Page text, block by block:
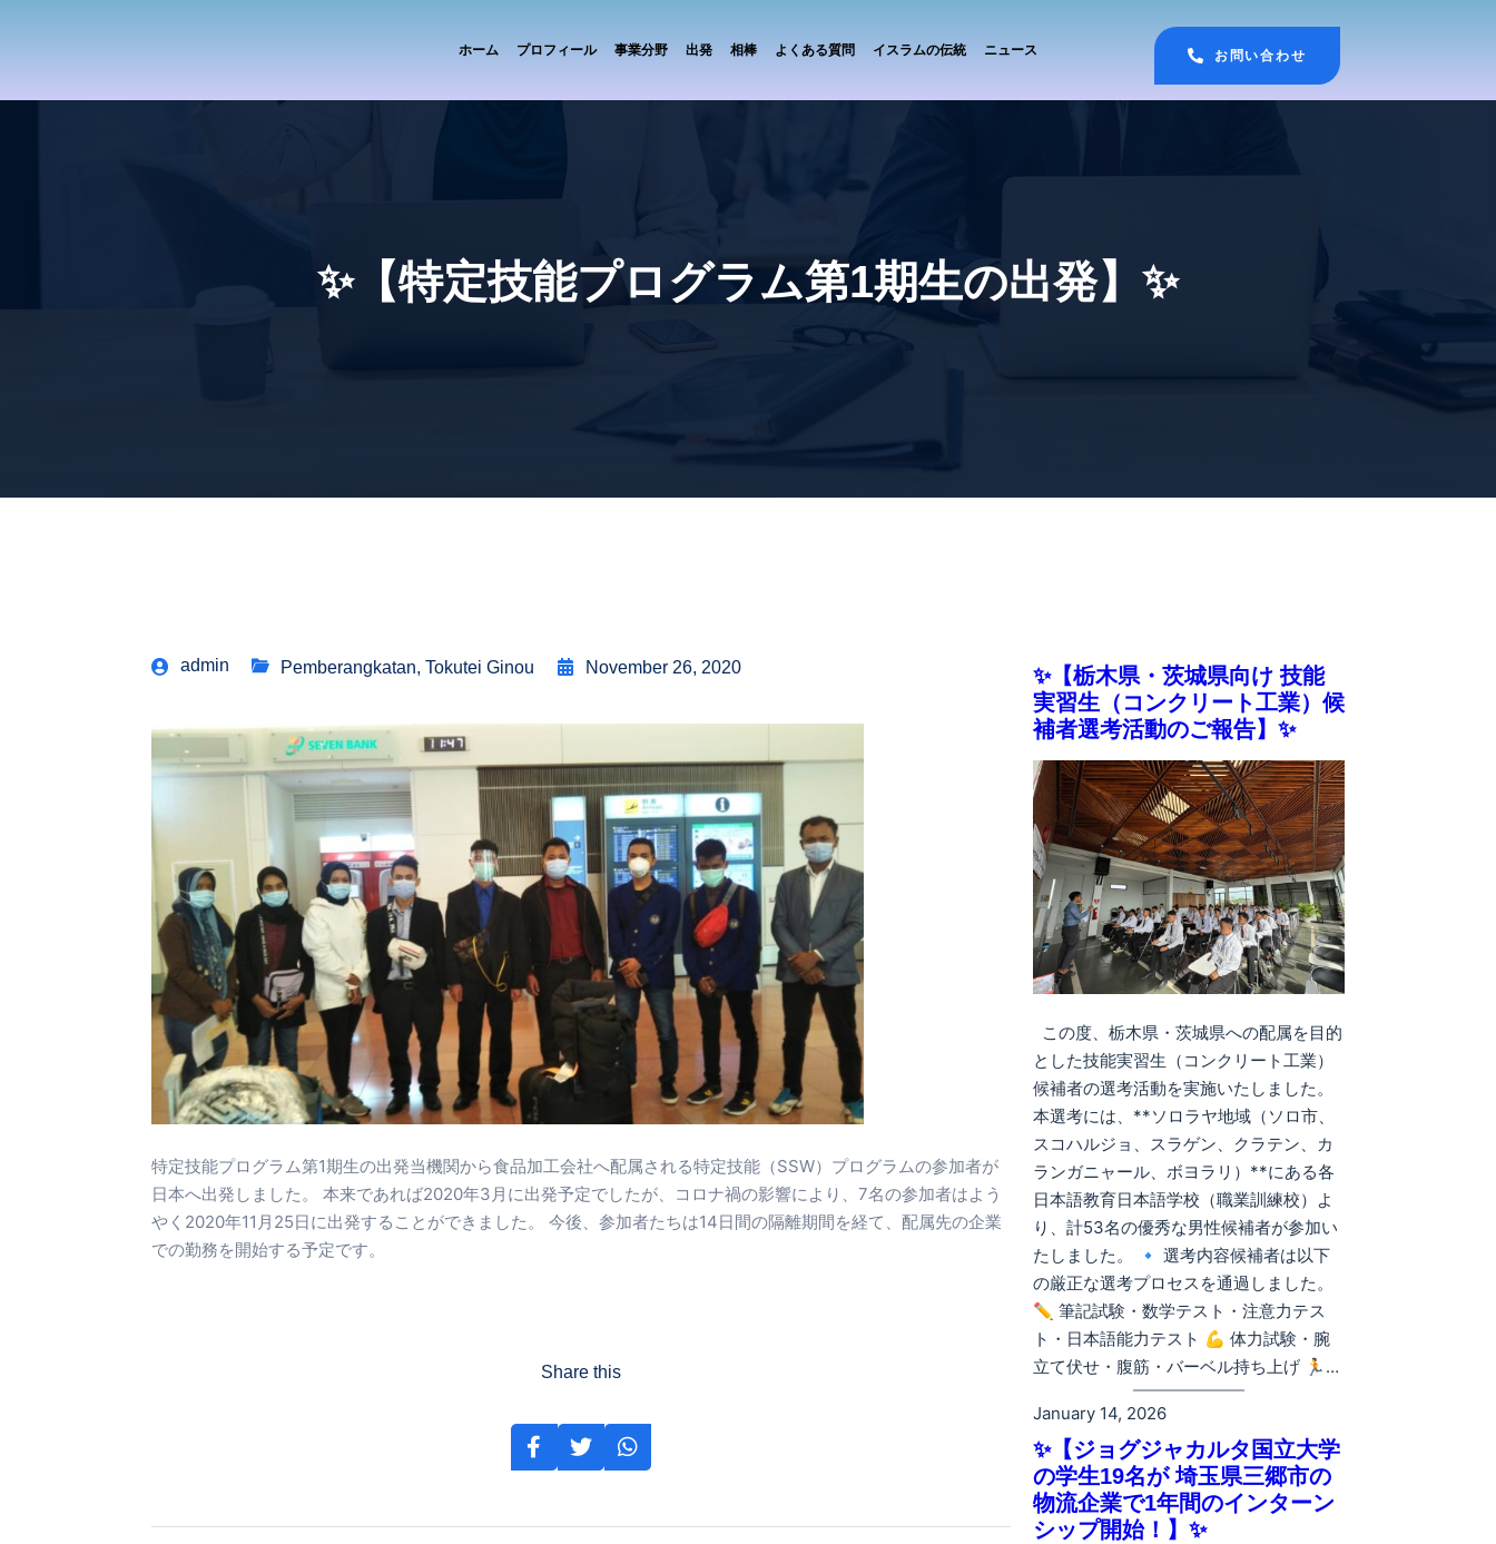
ホーム プロフィール 事業分野 出発 相棒 よくある質問 イスラムの伝統 ニュース お問い合わせ
✨【特定技能プログラム第1期生の出発】✨
admin Pemberangkatan, Tokutei Ginou November 26, 2020
特定技能プログラム第1期生の出発当機関から食品加工会社へ配属される特定技能（SSW）プログラムの参加者が
日本へ出発しました。 本来であれば2020年3月に出発予定でしたが、コロナ禍の影響により、7名の参加者はよう
やく2020年11月25日に出発することができました。 今後、参加者たちは14日間の隔離期間を経て、配属先の企業
での勤務を開始する予定です。
Share this
✨【栃木県・茨城県向け 技能
実習生（コンクリート工業）候
補者選考活動のご報告】✨
この度、栃木県・茨城県への配属を目的
とした技能実習生（コンクリート工業）
候補者の選考活動を実施いたしました。
本選考には、**ソロラヤ地域（ソロ市、
スコハルジョ、スラゲン、クラテン、カ
ランガニャール、ボヨラリ）**にある各
日本語教育日本語学校（職業訓練校）よ
り、計53名の優秀な男性候補者が参加い
たしました。 🔹 選考内容候補者は以下
の厳正な選考プロセスを通過しました。
✏️ 筆記試験・数学テスト・注意力テス
ト・日本語能力テスト 💪 体力試験・腕
立て伏せ・腹筋・バーベル持ち上げ 🏃…
January 14, 2026
✨【ジョグジャカルタ国立大学
の学生19名が 埼玉県三郷市の
物流企業で1年間のインターン
シップ開始！】✨